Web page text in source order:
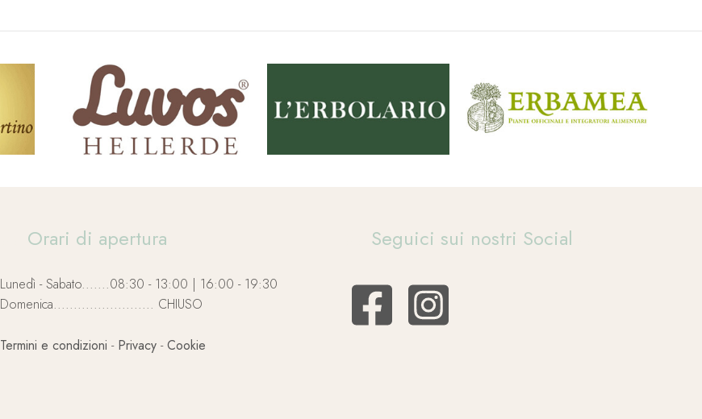
Orari di apertura
Lunedì - Sabato.......08:30 - 13:00 | 16:00 - 19:30
Domenica......................... CHIUSO
Termini e condizioni - Privacy-Cookie
Seguici sui nostri Social